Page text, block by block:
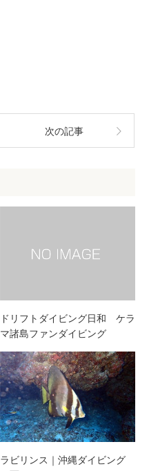
次の記事
ドリフトダイビング日和 ケラ
マ諸島ファンダイビング
ラビリンス｜沖縄ダイビング